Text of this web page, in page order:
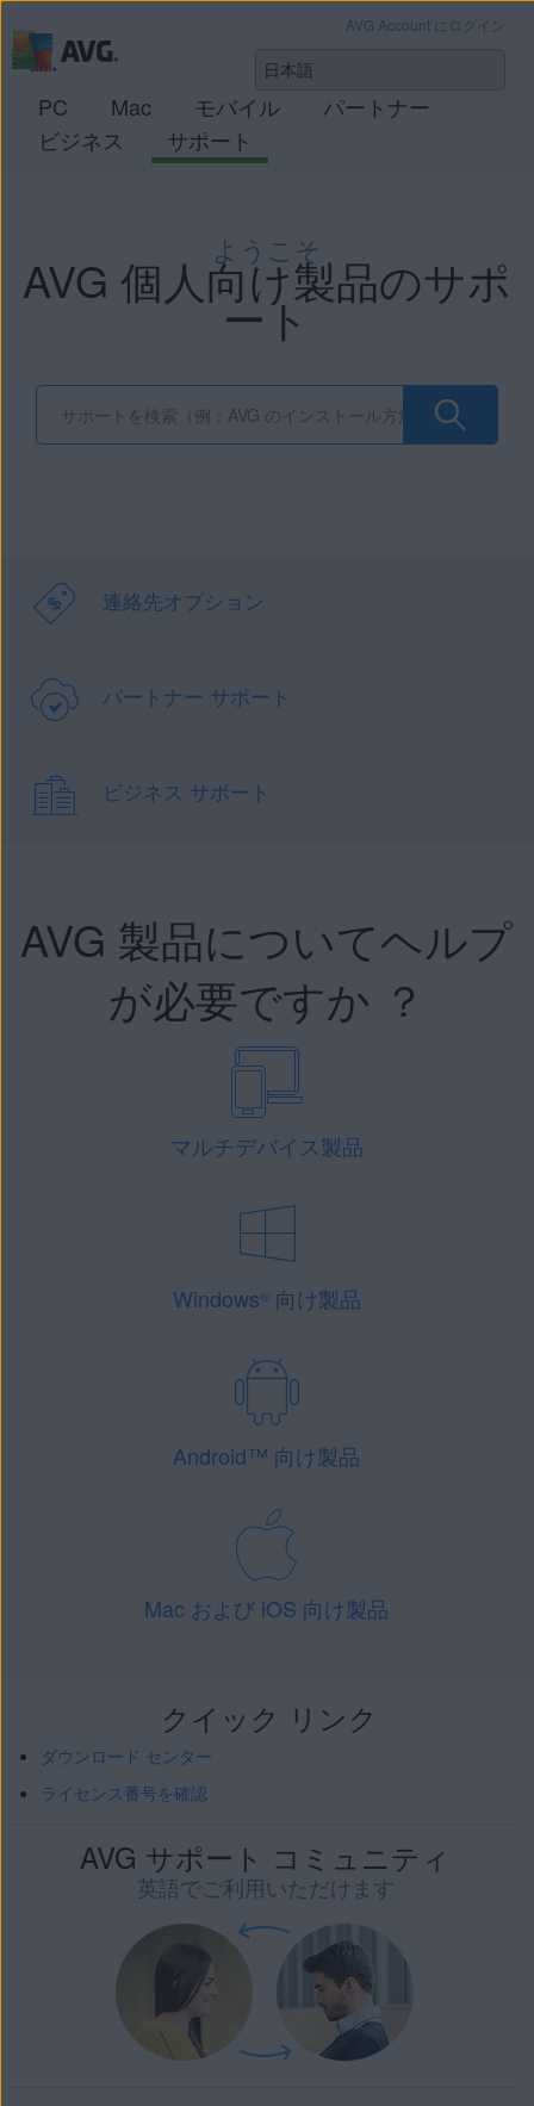
AVG Account にログイン
PC Mac モバイル
パートナー
ビジネス
サポート
ようこそ
AVG 個人向け製品のサポ
ート
連絡先オプション
パートナー サポート
ビジネス サポート
AVG 製品についてヘルプ
が必要ですか ？
マルチデバイス製品
Windows®向け製品
Android™ 向け製品
Mac および iOS 向け製品
クイック リンク
ダウンロード センター
ライセンス番号を確認
AVG サポート コミュニティ
英語でご利用いただけます